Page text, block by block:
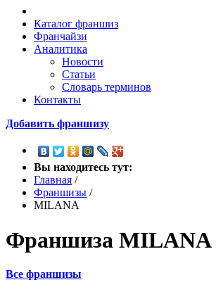
Каталог франшиз
Франчайзи
Аналитика
Новости
Статьи
Словарь терминов
Контакты
Добавить франшизу
Вы находитесь тут:
Главная /
Франшизы /
MILANA
Франшиза MILANA
Все франшизы